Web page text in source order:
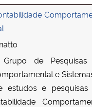
de Pesquisas
e
estudos e pesquisas